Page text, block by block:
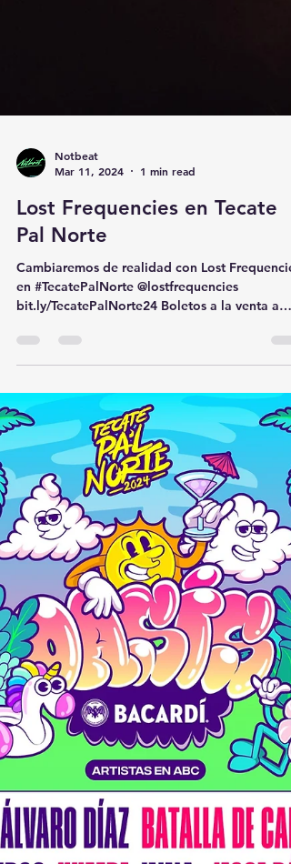
Notbeat
Lost Frequencies en Tecate
Pal Norte
Cambiaremos de realidad con Lost
en #TecatePalNorte @lostfrequencies
bit.ly/TecatePalNorte24 Boletos a la venta a
través de...